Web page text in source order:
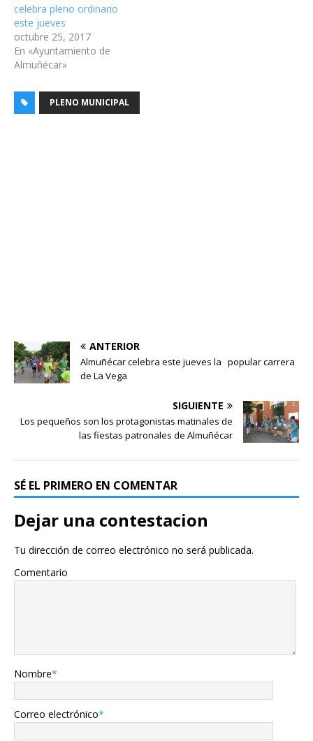
celebra pleno ordinario
este jueves
octubre 25, 2017
En «Ayuntamiento de
Almuñécar»
PLENO MUNICIPAL
ANTERIOR
Almuñécar celebra este jueves la popular carrera
de La Vega
SIGUIENTE
Los pequeños son los protagonistas matinales de
las fiestas patronales de Almuñécar
SÉ EL PRIMERO EN COMENTAR
Dejar una contestacion
Tu dirección de correo electrónico no será publicada.
Comentario
Nombre*
Correo electrónico*